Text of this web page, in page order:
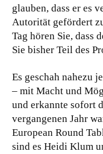
glauben, dass er es
Autorität gefördert
Tag hören Sie, dass
Sie bisher Teil des
Es geschah nahezu
– mit Macht und
und erkannte sofort
vergangenen Jahr
European Round
sind es Heidi Klum